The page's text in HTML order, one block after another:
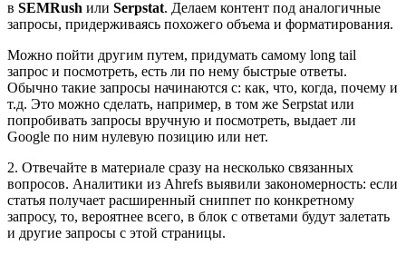
в SEMRush или Serpstat. Делаем контент под аналогичные
запросы, придерживаясь похожего объема и форматирования.
Можно пойти другим путем, придумать самому long tail
запрос и посмотреть, есть ли по нему быстрые ответы.
Обычно такие запросы начинаются с: как, что, когда, почему и
т.д. Это можно сделать, например, в том же Serpstat или
попробивать запросы вручную и посмотреть, выдает ли
Google по ним нулевую позицию или нет.
2. Отвечайте в материале сразу на несколько связанных
вопросов. Аналитики из Ahrefs выявили закономерность: если
статья получает расширенный сниппет по конкретному
запросу, то, вероятнее всего, в блок с ответами будут залетать
и другие запросы с этой страницы.